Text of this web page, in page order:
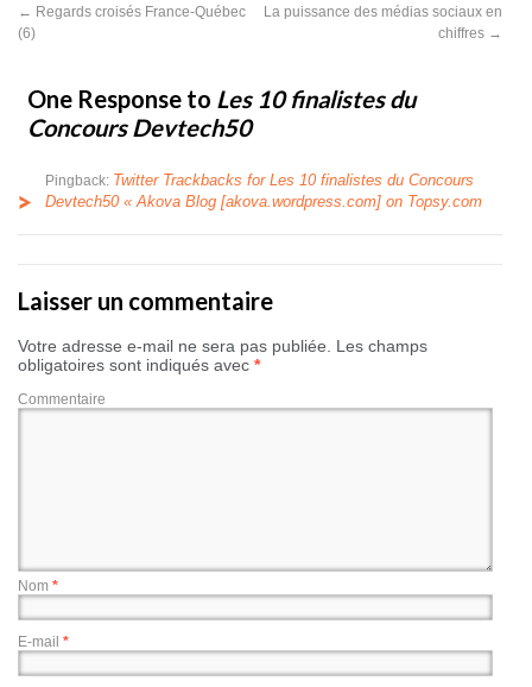
← Regards croisés France-Québec
(6)
La puissance des médias sociaux en
chiffres →
One Response to Les 10 finalistes du
Concours Devtech50
Pingback: Twitter Trackbacks for Les 10 finalistes du Concours
Devtech50 « Akova Blog [akova.wordpress.com] on Topsy.com
Laisser un commentaire
Votre adresse e-mail ne sera pas publiée.
Les champs
obligatoires sont indiqués avec *
Commentaire
Nom *
E-mail *